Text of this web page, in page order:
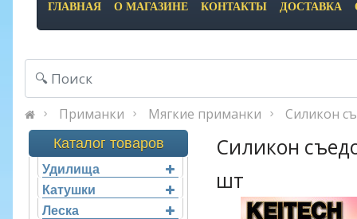
ГЛАВНАЯ О МАГАЗИНЕ КОНТАКТЫ ДОСТАВКА
Приманки Мягкие приманки Силикон
Каталог товаров
Удилища
Катушки
Леска
Силикон
шт